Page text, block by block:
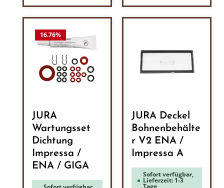
16.76%
JURA
Wartungsset
Dichtung
Impressa /
ENA / GIGA
JURA Deckel
Bohnenbehälte
r V2 ENA /
Impressa A
Sofort verfügbar,
Lieferzeit: 1-3
Tage